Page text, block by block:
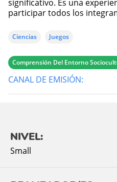
significativo. Es una
participar todos los
Ciencias Juegos
Comprensión Del Entorno
CANAL DE EMISIÓN:
NIVEL:
Small